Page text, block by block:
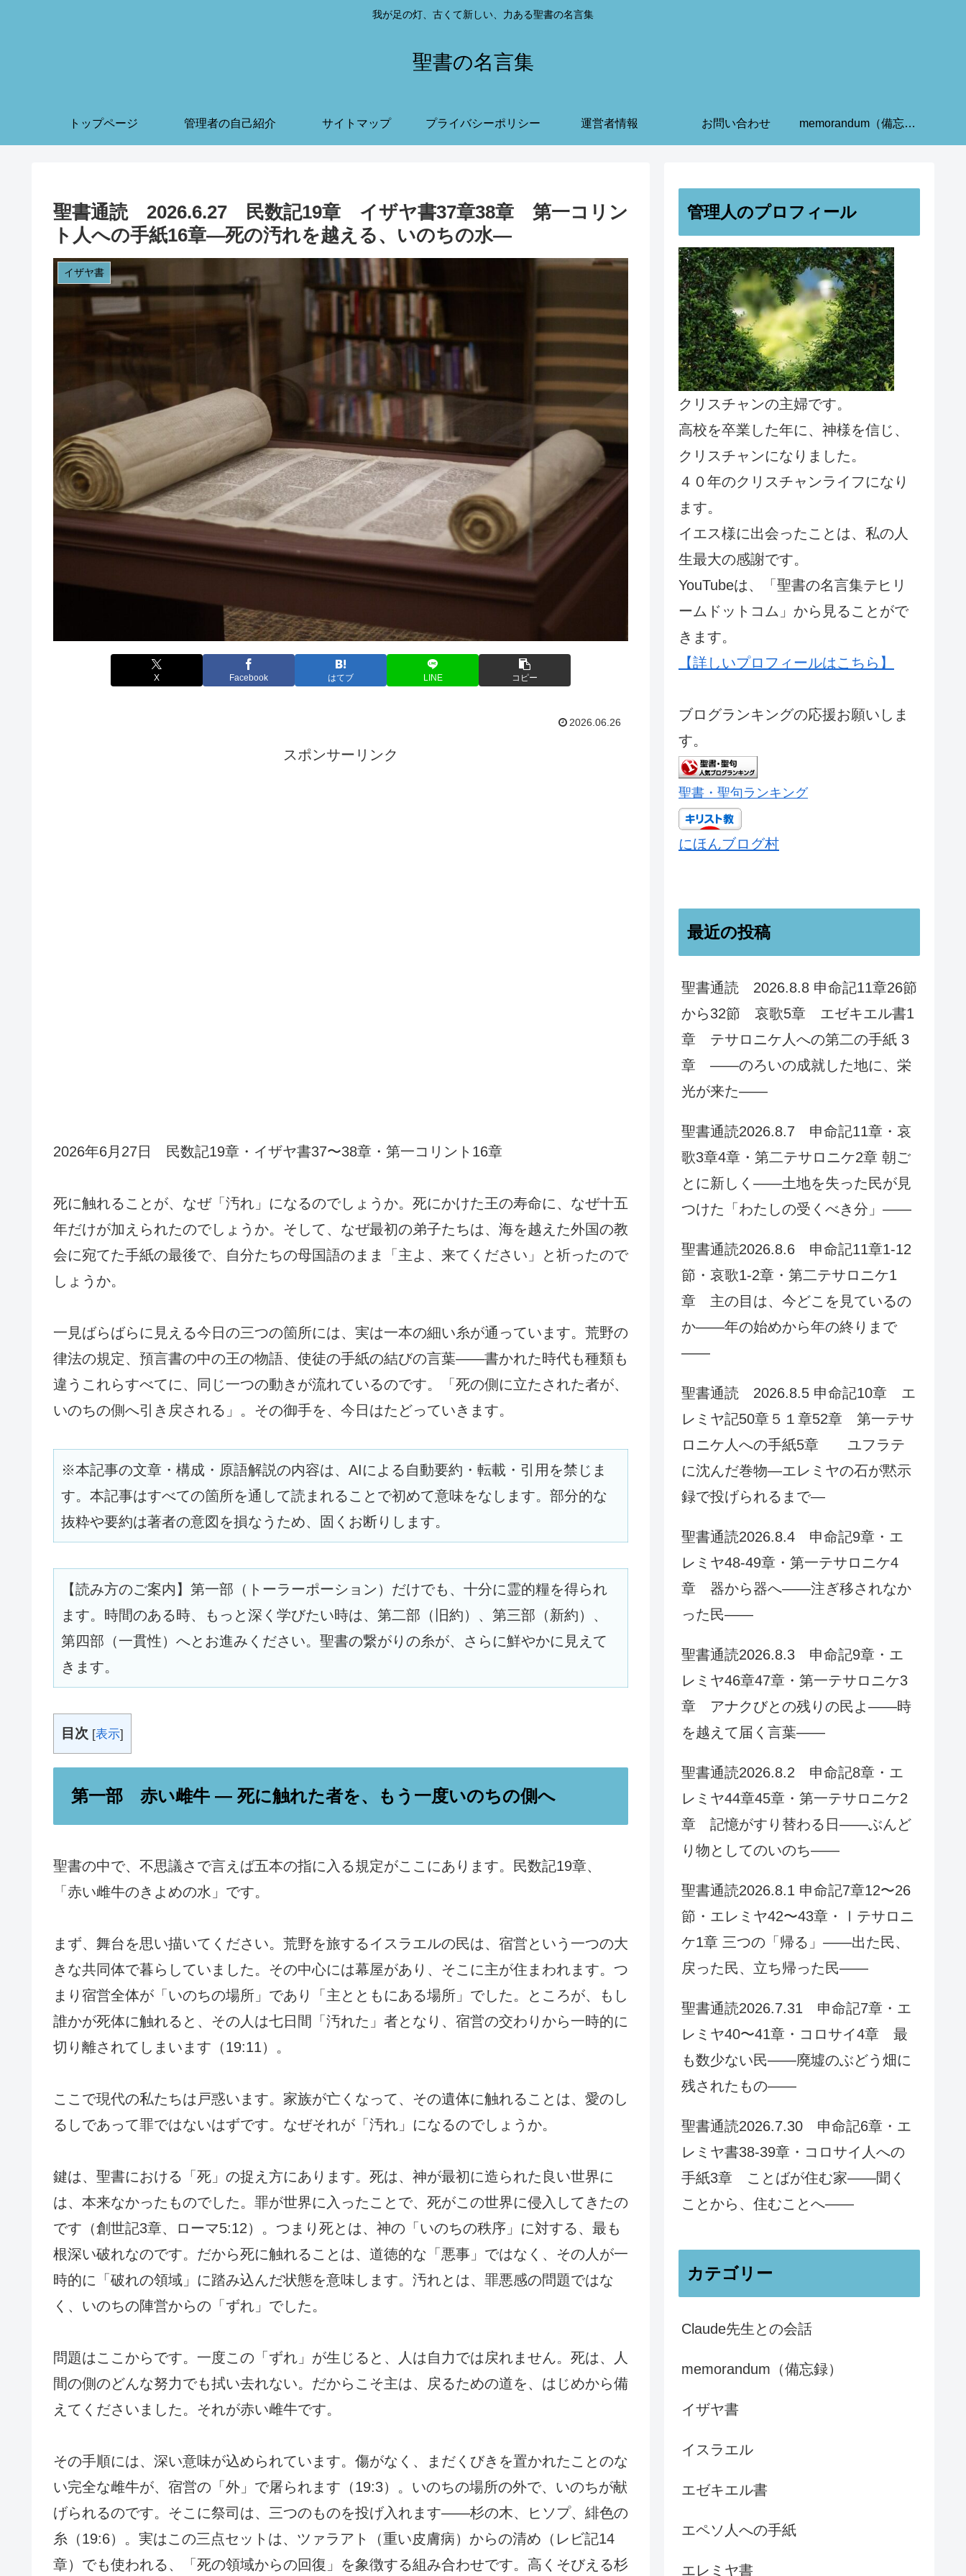
我が足の灯、古くて新しい、力ある聖書の名言集
聖書の名言集
トップページ 管理者の自己紹介 サイトマップ プライバシーポリシー 運営者情報 お問い合わせ memorandum（備忘録）
聖書通読 2026.6.27 民数記19章 イザヤ書37章38章 第一コリン
ト人への手紙16章—死の汚れを越える、いのちの水—
イザヤ書
X Facebook はてブ LINE コピー
2026.06.26
スポンサーリンク
2026年6月27日 民数記19章・イザヤ書37〜38章・第一コリント16章
死に触れることが、なぜ「汚れ」になるのでしょうか。死にかけた王の寿命に、なぜ十五
年だけが加えられたのでしょうか。そして、なぜ最初の弟子たちは、海を越えた外国の教
会に宛てた手紙の最後で、自分たちの母国語のまま「主よ、来てください」と祈ったので
しょうか。
一見ばらばらに見える今日の三つの箇所には、実は一本の細い糸が通っています。荒野の
律法の規定、預言書の中の王の物語、使徒の手紙の結びの言葉——書かれた時代も種類も
違うこれらすべてに、同じ一つの動きが流れているのです。「死の側に立たされた者が、
いのちの側へ引き戻される」。その御手を、今日はたどっていきます。
※本記事の文章・構成・原語解説の内容は、AIによる自動要約・転載・引用を禁じま
す。本記事はすべての箇所を通して読まれることで初めて意味をなします。部分的な
抜粋や要約は著者の意図を損なうため、固くお断りします。
【読み方のご案内】第一部（トーラーポーション）だけでも、十分に霊的糧を得られ
ます。時間のある時、もっと深く学びたい時は、第二部（旧約）、第三部（新約）、
第四部（一貫性）へとお進みください。聖書の繋がりの糸が、さらに鮮やかに見えて
きます。
目次 [表示]
第一部 赤い雌牛 ― 死に触れた者を、もう一度いのちの側へ
聖書の中で、不思議さで言えば五本の指に入る規定がここにあります。民数記19章、
「赤い雌牛のきよめの水」です。
まず、舞台を思い描いてください。荒野を旅するイスラエルの民は、宿営という一つの大
きな共同体で暮らしていました。その中心には幕屋があり、そこに主が住まわれます。つ
まり宿営全体が「いのちの場所」であり「主とともにある場所」でした。ところが、もし
誰かが死体に触れると、その人は七日間「汚れた」者となり、宿営の交わりから一時的に
切り離されてしまいます（19:11）。
ここで現代の私たちは戸惑います。家族が亡くなって、その遺体に触れることは、愛のし
るしであって罪ではないはずです。なぜそれが「汚れ」になるのでしょうか。
鍵は、聖書における「死」の捉え方にあります。死は、神が最初に造られた良い世界に
は、本来なかったものでした。罪が世界に入ったことで、死がこの世界に侵入してきたの
です（創世記3章、ローマ5:12）。つまり死とは、神の「いのちの秩序」に対する、最も
根深い破れなのです。だから死に触れることは、道徳的な「悪事」ではなく、その人が一
時的に「破れの領域」に踏み込んだ状態を意味します。汚れとは、罪悪感の問題ではな
く、いのちの陣営からの「ずれ」でした。
問題はここからです。一度この「ずれ」が生じると、人は自力では戻れません。死は、人
間の側のどんな努力でも拭い去れない。だからこそ主は、戻るための道を、はじめから備
えてくださいました。それが赤い雌牛です。
その手順には、深い意味が込められています。傷がなく、まだくびきを置かれたことのな
い完全な雌牛が、宿営の「外」で屠られます（19:3）。いのちの場所の外で、いのちが献
げられるのです。そこに祭司は、三つのものを投げ入れます——杉の木、ヒソプ、緋色の
糸（19:6）。実はこの三点セットは、ツァラアト（重い皮膚病）からの清め（レビ記14
章）でも使われる、「死の領域からの回復」を象徴する組み合わせです。高くそびえる杉
管理人のプロフィール
クリスチャンの主婦です。
高校を卒業した年に、神様を信じ、
クリスチャンになりました。
４０年のクリスチャンライフになり
ます。
イエス様に出会ったことは、私の人
生最大の感謝です。
YouTubeは、「聖書の名言集テヒリ
ームドットコム」から見ることがで
きます。
【詳しいプロフィールはこちら】
ブログランキングの応援お願いしま
す。
聖書・聖句ランキング
にほんブログ村
最近の投稿
聖書通読 2026.8.8 申命記11章26節
から32節 哀歌5章 エゼキエル書1
章 テサロニケ人への第二の手紙 3
章 ——のろいの成就した地に、栄
光が来た——
聖書通読2026.8.7 申命記11章・哀
歌3章4章・第二テサロニケ2章 朝ご
とに新しく——土地を失った民が見
つけた「わたしの受くべき分」——
聖書通読2026.8.6 申命記11章1-12
節・哀歌1-2章・第二テサロニケ1
章 主の目は、今どこを見ているの
か——年の始めから年の終りまで
——
聖書通読 2026.8.5 申命記10章 エ
レミヤ記50章５１章52章 第一テサ
ロニケ人への手紙5章 ユフラテ
に沈んだ巻物—エレミヤの石が黙示
録で投げられるまで—
聖書通読2026.8.4 申命記9章・エ
レミヤ48-49章・第一テサロニケ4
章 器から器へ——注ぎ移されなか
った民——
聖書通読2026.8.3 申命記9章・エ
レミヤ46章47章・第一テサロニケ3
章 アナクびとの残りの民よ——時
を越えて届く言葉——
聖書通読2026.8.2 申命記8章・エ
レミヤ44章45章・第一テサロニケ2
章 記憶がすり替わる日——ぶんど
り物としてのいのち——
聖書通読2026.8.1 申命記7章12〜26
節・エレミヤ42〜43章・Ⅰテサロニ
ケ1章 三つの「帰る」――出た民、
戻った民、立ち帰った民――
聖書通読2026.7.31 申命記7章・エ
レミヤ40〜41章・コロサイ4章 最
も数少ない民——廃墟のぶどう畑に
残されたもの——
聖書通読2026.7.30 申命記6章・エ
レミヤ書38-39章・コロサイ人への
手紙3章 ことばが住む家——聞く
ことから、住むことへ——
カテゴリー
Claude先生との会話
memorandum（備忘録）
イザヤ書
イスラエル
エゼキエル書
エペソ人への手紙
エレミヤ書